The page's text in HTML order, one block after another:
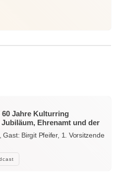
60 Jahre Kulturring
Ehrenamt und der
Birgit Pfeifer, 1. Vorsitzende